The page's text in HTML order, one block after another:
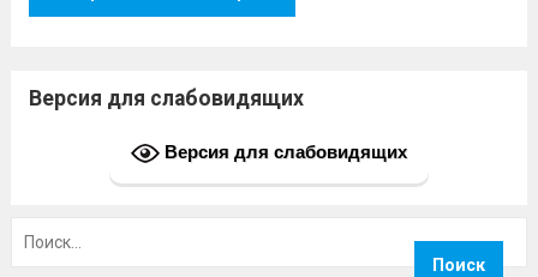
Версия для слабовидящих
Версия для слабовидящих